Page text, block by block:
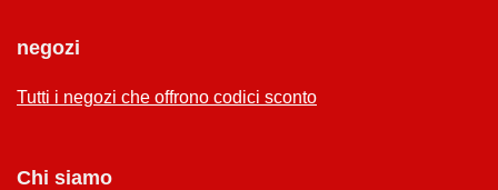
negozi
Tutti i negozi che offrono codici sconto
Chi siamo